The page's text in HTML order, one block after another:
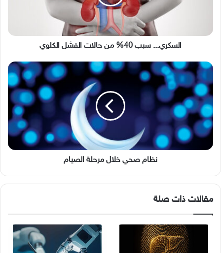
السكري... سبب 40% من حالات الفشل الكلوي
نظام
صحي
خلال
مرحلة
الصيام
نظام صحي خلال مرحلة الصيام
مقالات ذات صلة